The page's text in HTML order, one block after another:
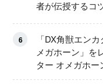
者が伝授するコ
6
「DX角獣エン
メガホーン」
ター オメガホ
ート！